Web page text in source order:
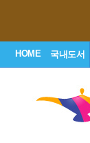
HOME 국내도서